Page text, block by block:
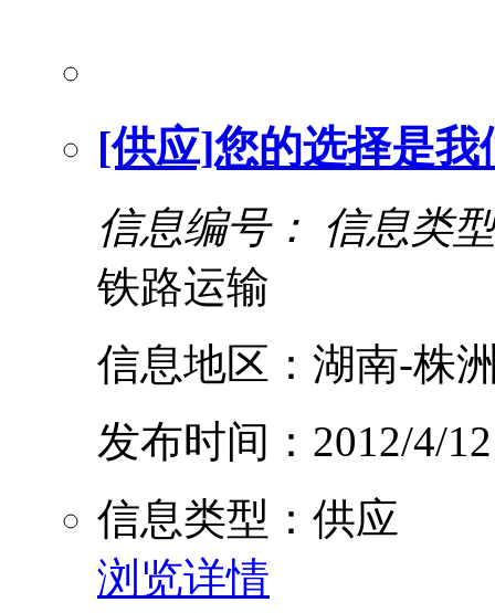
[供应]您的选择是我
信息编号： 信息类
铁路运输
信息地区：湖南-株
发布时间：2012/4/12
信息类型：供应
浏览详情